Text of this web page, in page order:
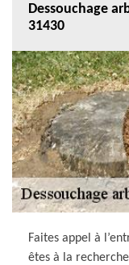
Dessouchage
31430
Faites appel à
êtes à la